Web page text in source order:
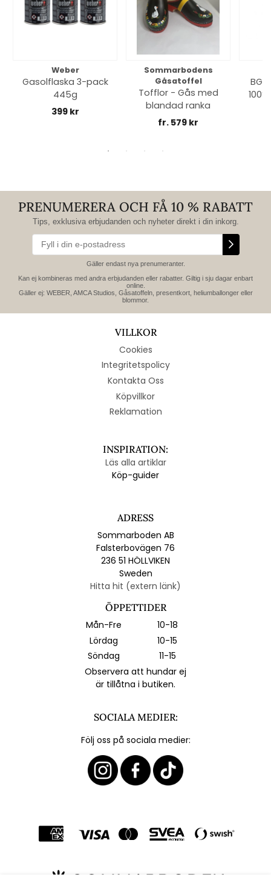
Weber
Gasolflaska 3-pack
445g
399 kr
Sommarbodens
Gåsatoffel
Tofflor - Gås med
blandad ranka
fr. 579 kr
PRENUMERERA OCH FÅ 10 % RABATT
Tips, exklusiva erbjudanden och nyheter direkt i din inkorg.
Gäller endast nya prenumeranter.
Kan ej kombineras med andra erbjudanden eller rabatter. Giltig i sju dagar enbart
online.
Gäller ej: WEBER, AMCA Studios, Gåsatoffeln, presentkort, heliumballonger eller
blommor.
VILLKOR
Cookies
Integritetspolicy
Kontakta Oss
Köpvillkor
Reklamation
INSPIRATION:
Läs alla artiklar
Köp-guider
ADRESS
Sommarboden AB
Falsterbovägen 76
236 51 HÖLLVIKEN
Sweden
Hitta hit (extern länk)
ÖPPETTIDER
Mån-Fre
10-18
Lördag
10-15
Söndag
11-15
Observera att hundar ej
är tillåtna i butiken.
SOCIALA MEDIER:
Följ oss på sociala medier: